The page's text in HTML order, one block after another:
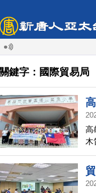
關鍵字：國際貿易局
高
木
軍